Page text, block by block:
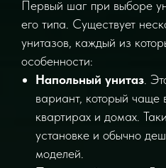
Первый шаг при выборе
его типа. Существует
унитазов, каждый из
особенности:
Напольный унитаз .
вариант, который чаще
квартирах и домах.
установке и обычно
моделей.